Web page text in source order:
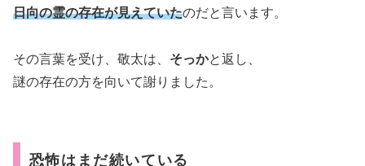
日向の霊の存在が見えていたのだと言います。
その言葉を受け、敬太は、 そっかと返し、
謎の存在の方を向いて謝りました。
恐怖はまだ続いている